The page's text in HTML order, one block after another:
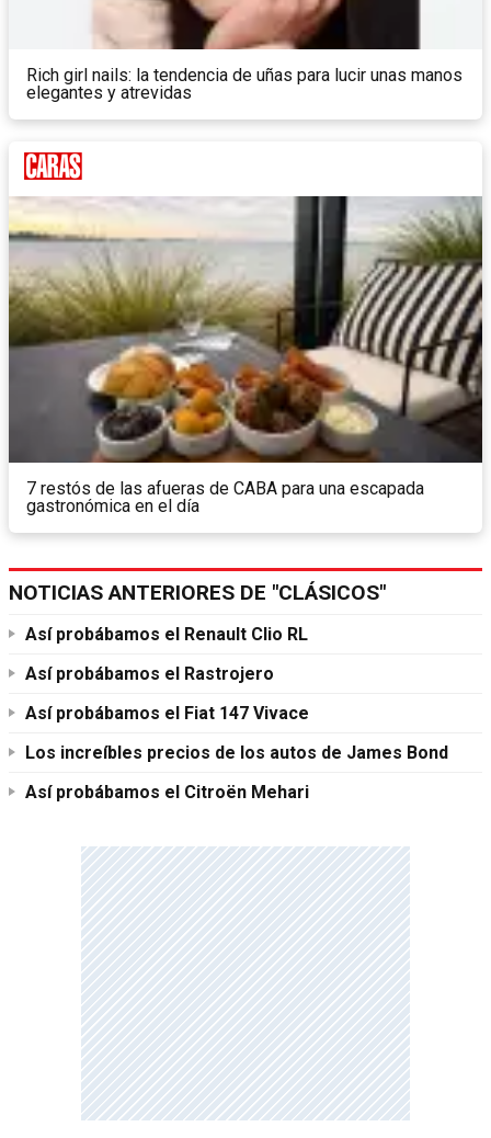
Rich girl nails: la tendencia de uñas para lucir unas manos
elegantes y atrevidas
7 restós de las afueras de CABA para una escapada
gastronómica en el día
NOTICIAS ANTERIORES DE "CLÁSICOS"
Así probábamos el Renault Clio RL
Así probábamos el Rastrojero
Así probábamos el Fiat 147 Vivace
Los increíbles precios de los autos de James Bond
Así probábamos el Citroën Mehari